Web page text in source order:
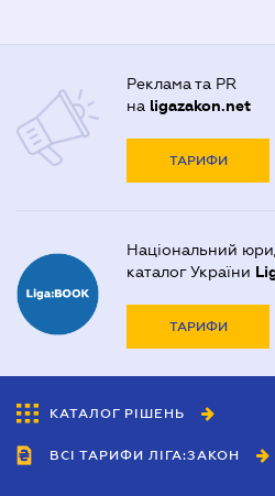
Реклама та PR
на ligazakon.net
ТАРИФИ
Національний
каталог України
ТАРИФИ
КАТАЛОГ РІШЕНЬ
ВСІ ТАРИФИ ЛІГА:ЗАКОН